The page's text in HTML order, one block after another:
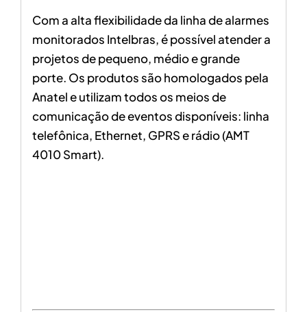
Com a alta flexibilidade da linha de alarmes
monitorados Intelbras, é possível atender a
projetos de pequeno, médio e grande
porte. Os produtos são homologados pela
Anatel e utilizam todos os meios de
comunicação de eventos disponíveis: linha
telefônica, Ethernet, GPRS e rádio (AMT
4010 Smart).